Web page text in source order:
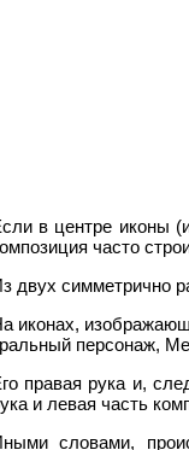
в центре иконы
часто
двух симметрично
иконах,
персонаж,
правая рука и,
и левая часть
словами,